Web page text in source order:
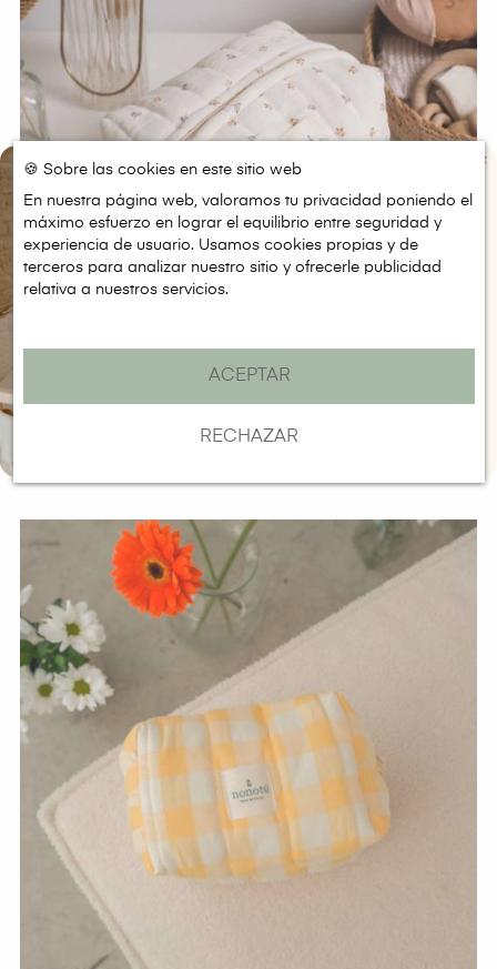
Neceser Pañalera Olive
🍪 Sobre las cookies en este sitio web
En nuestra página web, valoramos tu privacidad poniendo el
máximo esfuerzo en lograr el equilibrio entre seguridad y
experiencia de usuario. Usamos cookies propias y de
terceros para analizar nuestro sitio y ofrecerle publicidad
relativa a nuestros servicios.
RECHAZAR
ACEPTAR
CONSIGUE 5€ DE
DESCUENTO
Regístrate para recibir el descuento en